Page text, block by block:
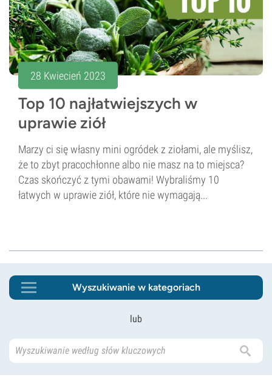
28 Kwiecień 2023
Top 10 najłatwiejszych w
uprawie ziół
Marzy ci się własny mini ogródek z ziołami, ale myślisz,
że to zbyt pracochłonne albo nie masz na to miejsca?
Czas skończyć z tymi obawami! Wybraliśmy 10
łatwych w uprawie ziół, które nie wymagają...
Wyszukiwanie w kategoriach
lub